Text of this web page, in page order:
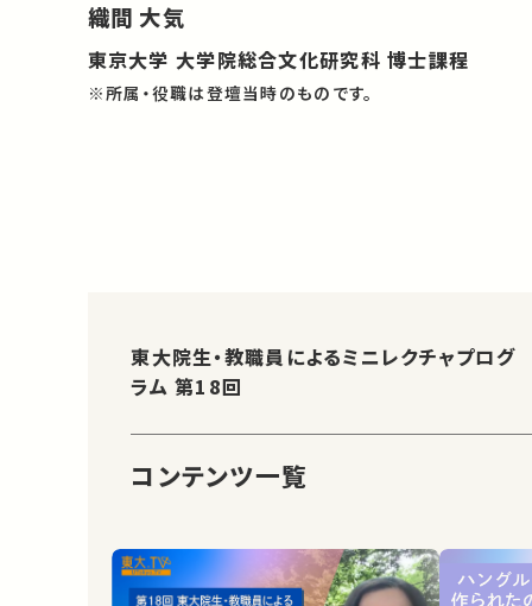
織間 大気
東京大学 大学院総合文化研究科 博士課程
※所属・役職は登壇当時のものです。
東大院生・教職員によるミニレクチャプログ
ラム 第18回
コンテンツ一覧